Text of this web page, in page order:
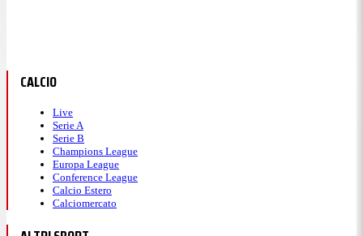
CALCIO
Live
Serie A
Serie B
Champions League
Europa League
Conference League
Calcio Estero
Calciomercato